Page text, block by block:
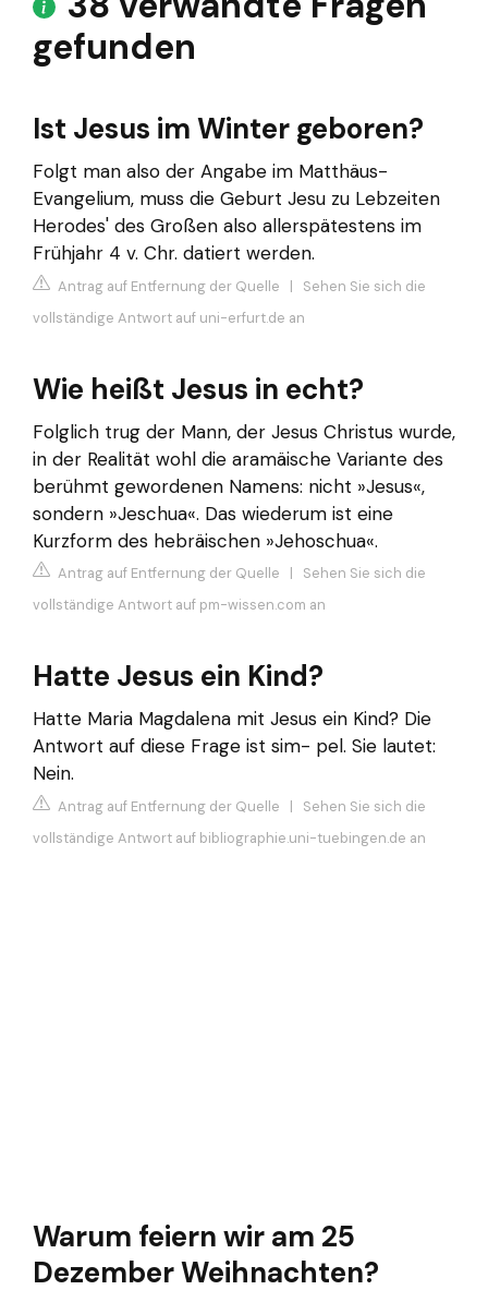
gefunden
Ist Jesus im Winter geboren?
Folgt man also der Angabe im Matthäus-
Evangelium, muss die Geburt Jesu zu Lebzeiten
Herodes' des Großen also allerspätestens im
Frühjahr 4 v. Chr. datiert werden.
Antrag auf Entfernung der Quelle | Sehen Sie sich die
vollständige Antwort auf uni-erfurt.de an
Wie heißt Jesus in echt?
Folglich trug der Mann, der Jesus Christus wurde,
in der Realität wohl die aramäische Variante des
berühmt gewordenen Namens: nicht »Jesus«,
sondern »Jeschua«. Das wiederum ist eine
Kurzform des hebräischen »Jehoschua«.
Antrag auf Entfernung der Quelle | Sehen Sie sich die
vollständige Antwort auf pm-wissen.com an
Hatte Jesus ein Kind?
Hatte Maria Magdalena mit Jesus ein Kind? Die
Antwort auf diese Frage ist sim- pel. Sie lautet:
Nein.
Antrag auf Entfernung der Quelle | Sehen Sie sich die
vollständige Antwort auf bibliographie.uni-tuebingen.de an
Warum feiern wir am 25
Dezember Weihnachten?